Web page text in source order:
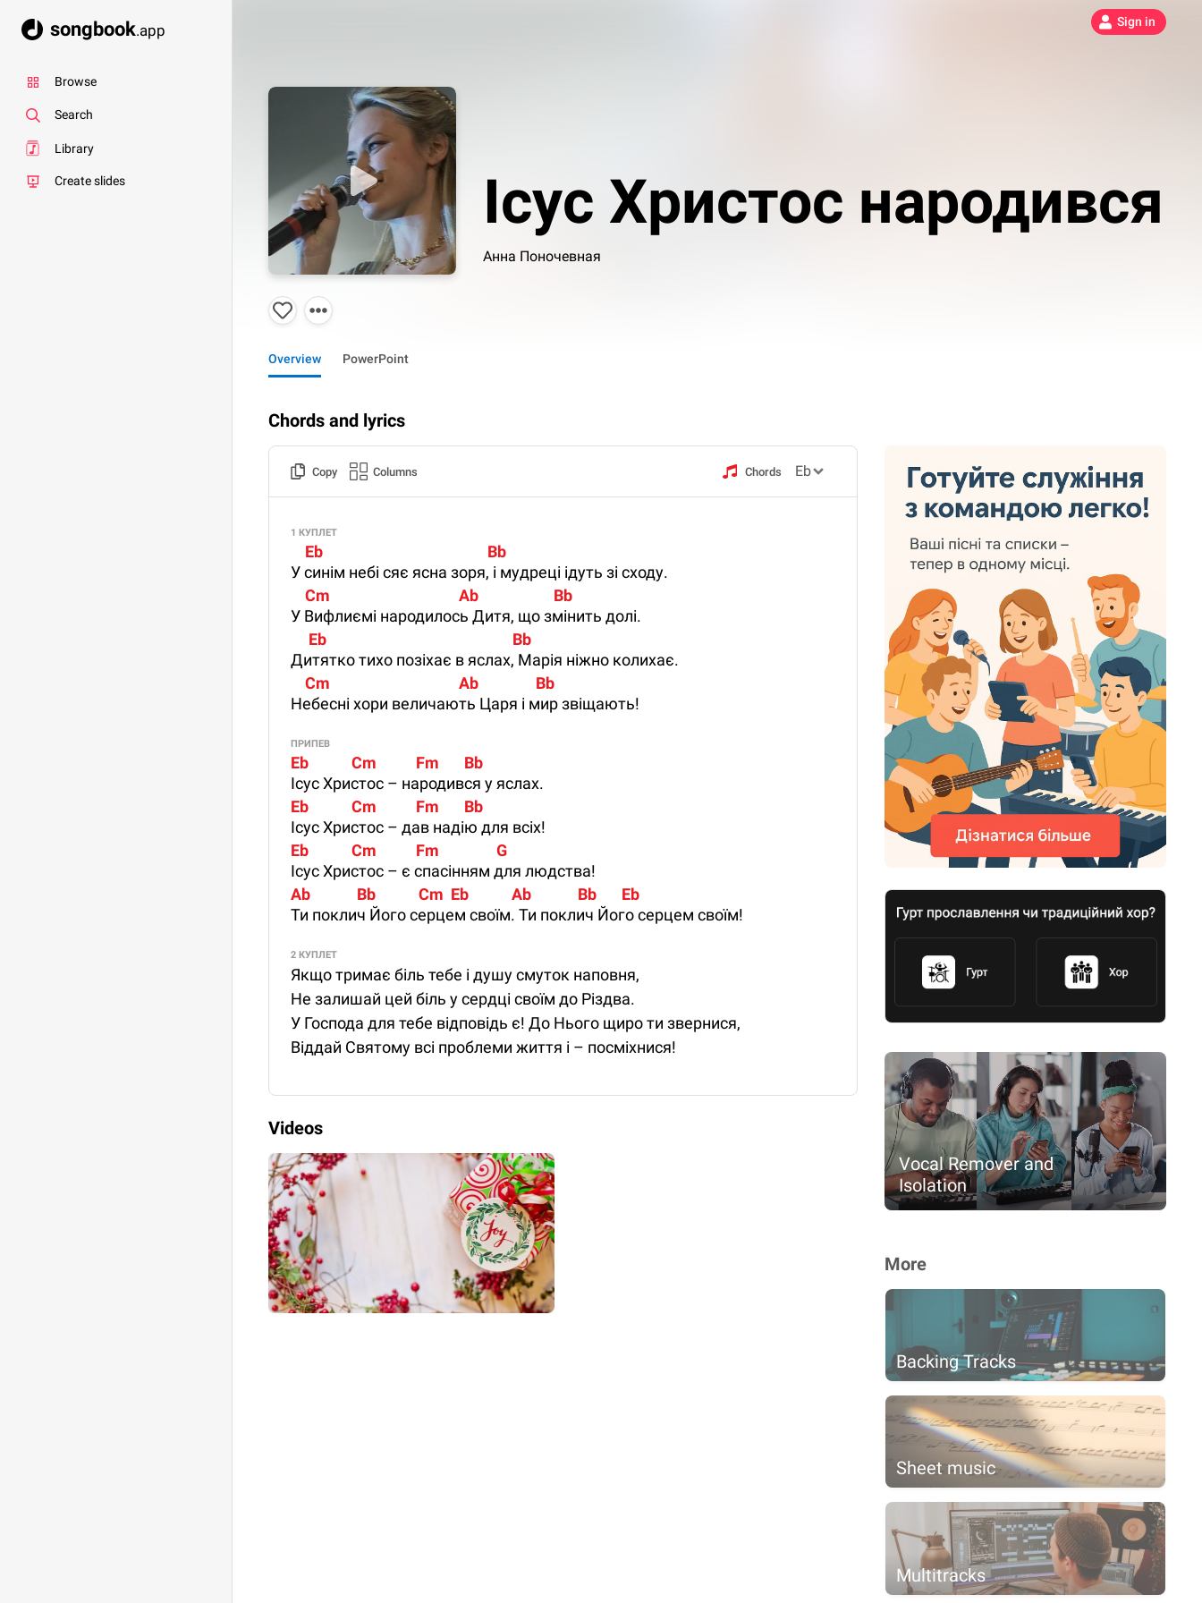
songbook.app
Browse
Search
Library
Create slides
Sign in
Ісус Христос народився
Анна Поночевная
Overview PowerPoint
Chords and lyrics
Copy Columns Chords
1 КУПЛЕТ
    Eb                                              Bb
У синім небі сяє ясна зоря, і мудреці ідуть зі сходу.
    Cm                                    Ab                     Bb
У Вифлиємі народилось Дитя, що змінить долі.
     Eb                                                    Bb
Дитятко тихо позіхає в яслах, Марія ніжно колихає.
    Cm                                    Ab                Bb
Небесні хори величають Царя і мир звіщають!
ПРИПЕВ
Eb            Cm           Fm       Bb
Ісус Христос – народився у яслах.
Eb            Cm           Fm       Bb
Ісус Христос – дав надію для всіх!
Eb            Cm           Fm                G
Ісус Христос – є спасінням для людства!
Ab             Bb            Cm  Eb            Ab             Bb       Eb
Ти поклич Його серцем своїм. Ти поклич Його серцем своїм!
2 КУПЛЕТ
Якщо тримає біль тебе і душу смуток наповня,
Не залишай цей біль у сердці своїм до Різдва.
У Господа для тебе відповідь є! До Нього щиро ти звернися,
Віддай Святому всі проблеми життя і – посміхнися!
Videos
Vocal Remover and
Isolation
More
Backing Tracks
Sheet music
Multitracks